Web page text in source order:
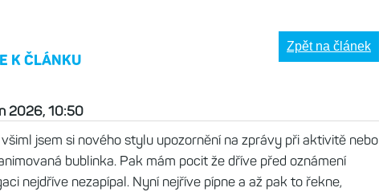
K ČLÁNKU
Zpět na článek
2026, 10:50
jsem si nového stylu upozornění na zprávy při aktivitě nebo
bublinka. Pak mám pocit že dříve před oznámení
nejdříve nezapípal. Nyní nejříve pípne a až pak to řekne,